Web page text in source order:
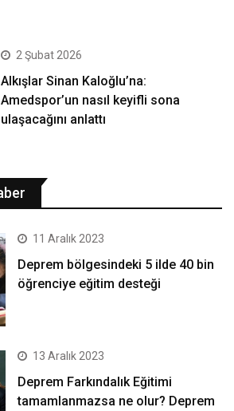
2 Şubat 2026
Alkışlar Sinan Kaloğlu’na:
Amedspor’un nasıl keyifli sona
ulaşacağını anlattı
11 Aralık 2023
Deprem bölgesindeki 5 ilde 40 bin
öğrenciye eğitim desteği
13 Aralık 2023
Deprem Farkındalık Eğitimi
tamamlanmazsa ne olur? Deprem